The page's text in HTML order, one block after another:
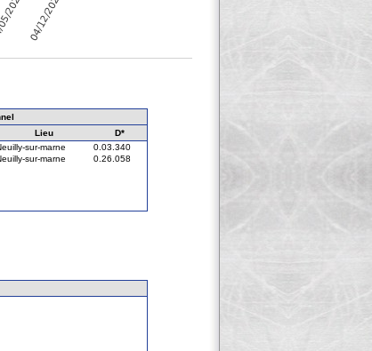
Lieu
D*
sur-marne
0.03.340
sur-marne
0.26.058